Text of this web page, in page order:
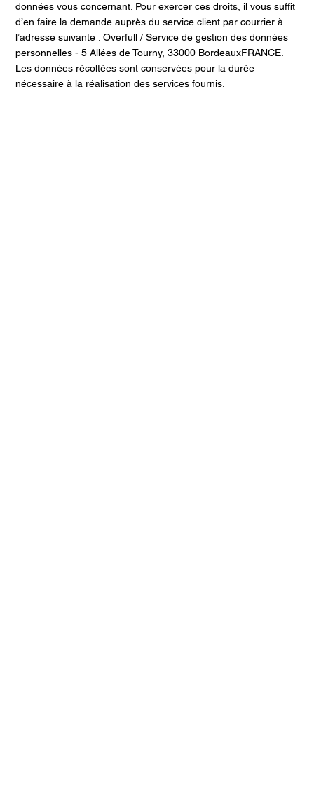
données vous concernant. Pour exercer ces droits, il vous suffit
d’en faire la demande auprès du service client par courrier à
l’adresse suivante : Overfull / Service de gestion des données
personnelles - 5 Allées de Tourny, 33000 BordeauxFRANCE.
Les données récoltées sont conservées pour la durée
nécessaire à la réalisation des services fournis.